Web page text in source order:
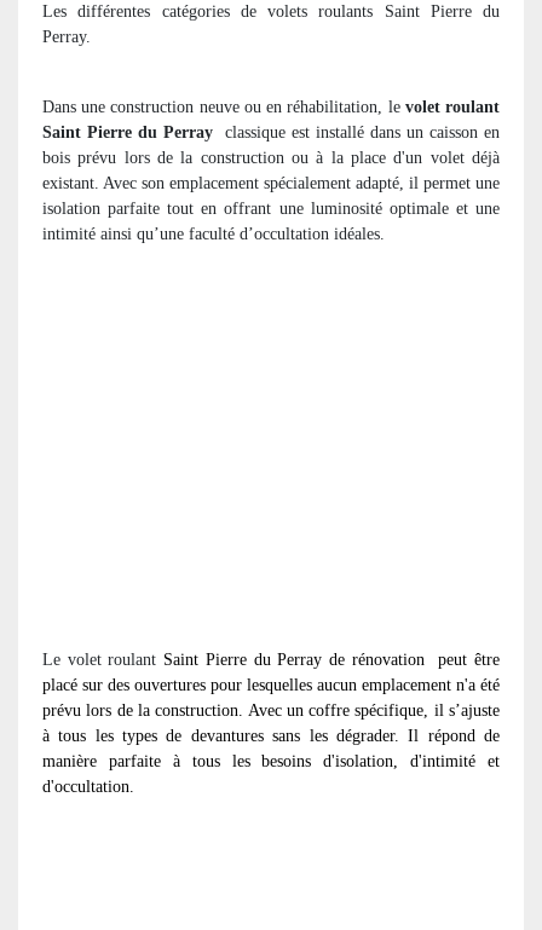
Les différentes catégories de volets roulants Saint Pierre du
Perray.
Dans une construction neuve ou en réhabilitation, le volet roulant
Saint Pierre du Perray
classique est installé dans un caisson en
bois prévu lors de la construction ou à la place d'un volet déjà
existant. Avec son emplacement spécialement adapté, il permet une
isolation parfaite tout en offrant une luminosité optimale et une
intimité ainsi qu’une faculté d’occultation idéales.
Le volet roulant Saint Pierre du Perray de rénovation
peut être
placé sur des ouvertures pour lesquelles aucun emplacement n'a été
prévu lors de la construction. Avec un coffre spécifique, il s’ajuste
à tous les types de devantures sans les dégrader. Il répond de
manière parfaite à tous les besoins d'isolation, d'intimité et
d'occultation.